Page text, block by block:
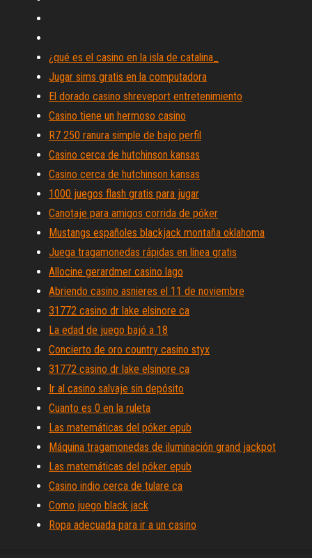
¿qué es el casino en la isla de catalina_
Jugar sims gratis en la computadora
El dorado casino shreveport entretenimiento
Casino tiene un hermoso casino
R7 250 ranura simple de bajo perfil
Casino cerca de hutchinson kansas
Casino cerca de hutchinson kansas
1000 juegos flash gratis para jugar
Canotaje para amigos corrida de póker
Mustangs españoles blackjack montaña oklahoma
Juega tragamonedas rápidas en línea gratis
Allocine gerardmer casino lago
Abriendo casino asnieres el 11 de noviembre
31772 casino dr lake elsinore ca
La edad de juego bajó a 18
Concierto de oro country casino styx
31772 casino dr lake elsinore ca
Ir al casino salvaje sin depósito
Cuanto es 0 en la ruleta
Las matemáticas del póker epub
Máquina tragamonedas de iluminación grand jackpot
Las matemáticas del póker epub
Casino indio cerca de tulare ca
Como juego black jack
Ropa adecuada para ir a un casino